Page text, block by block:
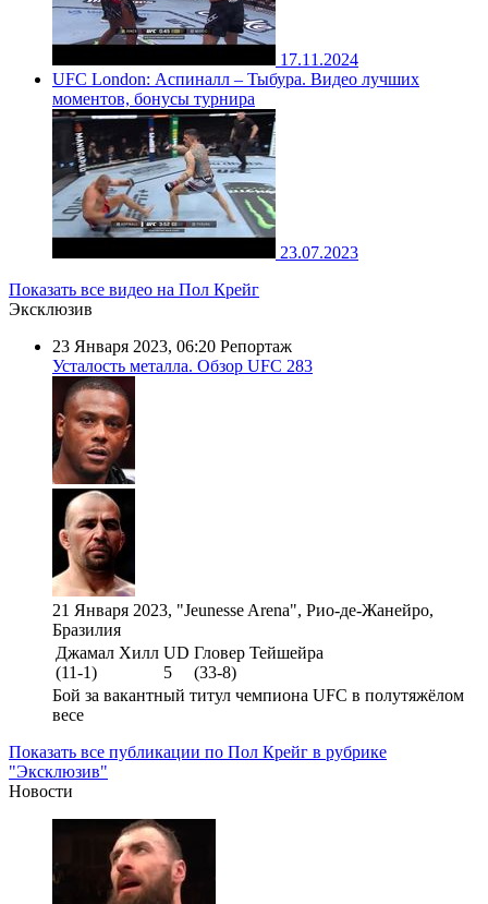
17.11.2024
UFC London: Аспиналл – Тыбура. Видео лучших
моментов, бонусы турнира
23.07.2023
Показать все видео на Пол Крейг
Эксклюзив
23 Января 2023, 06:20 Репортаж
Усталость металла. Обзор UFC 283
21 Января 2023, "Jeunesse Arena", Рио-де-Жанейро,
Бразилия
Джамал Хилл
(11-1)
UD
5
Гловер Тейшейра
(33-8)
Бой за вакантный титул чемпиона UFC в полутяжёлом
весе
Показать все публикации по Пол Крейг в рубрике
"Эксклюзив"
Новости